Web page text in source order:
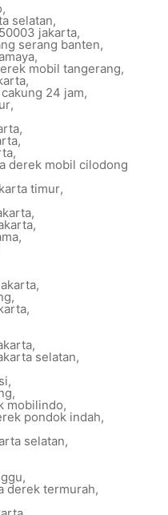
,
selatan,
jakarta,
serang banten,
,
mobil tangerang,
,
24 jam,
,
,
,
,
derek mobil cilodong
timur,
,
,
,
,
,
,
,
selatan,
,
,
mobilindo,
pondok indah,
selatan,
,
derek termurah,